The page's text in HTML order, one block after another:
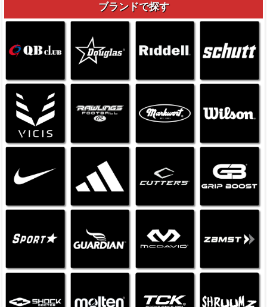
ブランドで探す